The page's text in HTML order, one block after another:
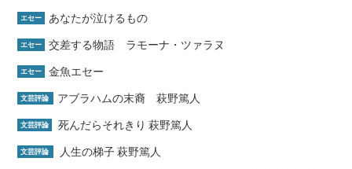
エセー あなたが泣けるもの
エセー 交差する物語 ラモーナ・ツァラヌ
エセー 金魚エセー
文芸評論 アブラハムの末裔 萩野篤人
文芸評論 死んだらそれきり 萩野篤人
文芸評論 人生の梯子 萩野篤人